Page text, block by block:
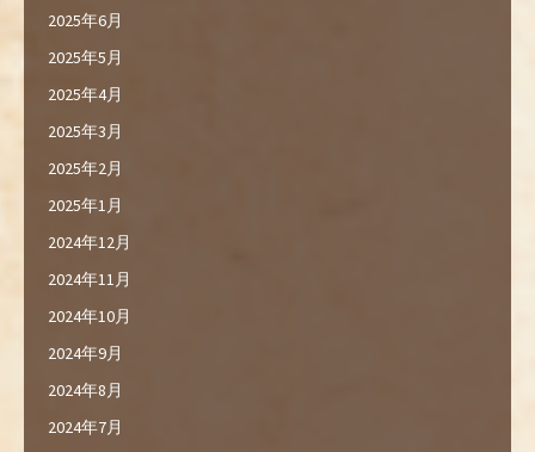
2025年6月
2025年5月
2025年4月
2025年3月
2025年2月
2025年1月
2024年12月
2024年11月
2024年10月
2024年9月
2024年8月
2024年7月